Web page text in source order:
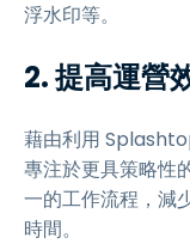
浮水印等。
2. 提高運營
藉由利用
專注於更具策略性
一的工作流程，減
時間。